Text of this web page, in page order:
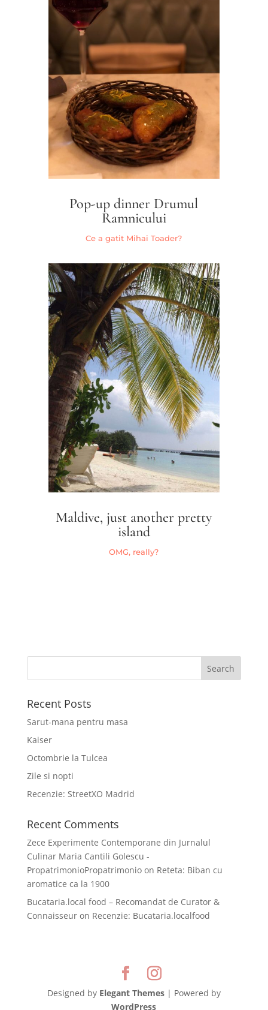
Pop-up dinner Drumul
Ramnicului
Ce a gatit Mihai Toader?
Maldive, just another pretty
island
OMG, really?
Recent Posts
Sarut-mana pentru masa
Kaiser
Octombrie la Tulcea
Zile si nopti
Recenzie: StreetXO Madrid
Recent Comments
Zece Experimente Contemporane din Jurnalul
Culinar Maria Cantili Golescu -
PropatrimonioPropatrimonioon Reteta: Biban cu
aromatice ca la 1900
Bucataria.local food – Recomandat de Curator &
Connaisseuron Recenzie: Bucataria.localfood
Designed by Elegant Themes| Powered by
WordPress